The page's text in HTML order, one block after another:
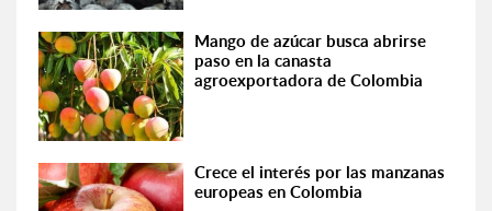
Mango de azúcar busca abrirse
paso en la canasta
agroexportadora de Colombia
Crece el interés por las manzanas
europeas en Colombia